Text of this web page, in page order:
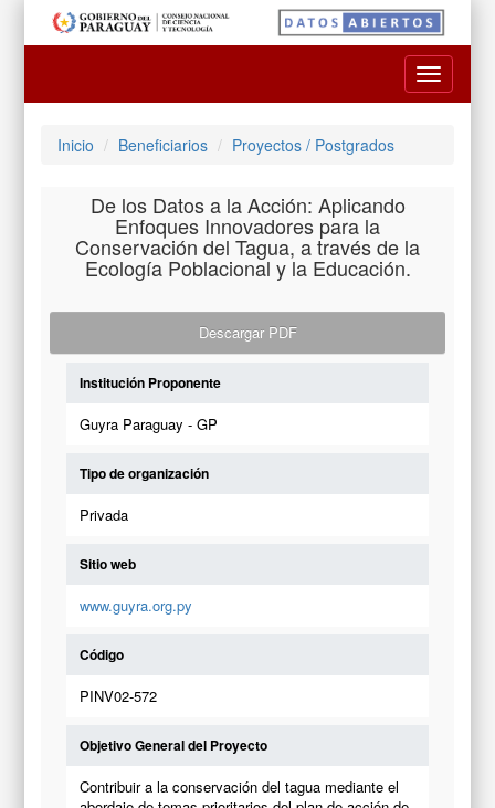
Toggle
Inicio Beneficiarios Proyectos / Postgrados
De los Datos a la Acción: Aplicando
Enfoques Innovadores para la
Conservación del Tagua, a través de la
Ecología Poblacional y la Educación.
Descargar PDF
Institución Proponente
Guyra Paraguay - GP
Tipo de organización
Privada
Sitio web
www.guyra.org.py
Código
PINV02-572
Objetivo General del Proyecto
Contribuir a la conservación del tagua mediante el